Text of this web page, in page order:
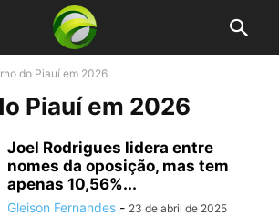
do Piauí em 2026
Piauí em 2026
Joel Rodrigues lidera entre
nomes da oposição, mas tem
apenas 10,56%...
Gleison Fernandes - 23 de abril de 2025